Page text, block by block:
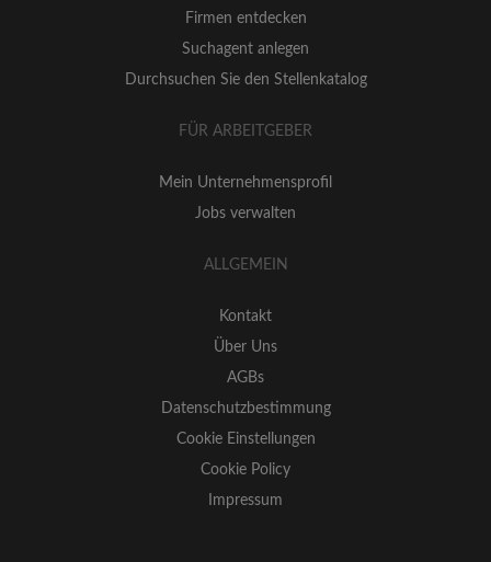
Firmen entdecken
Suchagent anlegen
Durchsuchen Sie den Stellenkatalog
FÜR ARBEITGEBER
Mein Unternehmensprofil
Jobs verwalten
ALLGEMEIN
Kontakt
Über Uns
AGBs
Datenschutzbestimmung
Cookie Einstellungen
Cookie Policy
Impressum